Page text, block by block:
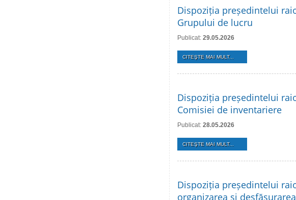
Dispoziția președintelui
Grupului de lucru
Publicat: 29.05.2026
CITEŞTE MAI MULT...
Dispoziția președintelui
Comisiei de inventariere
Publicat: 28.05.2026
CITEŞTE MAI MULT...
Dispoziția președintelui
organizarea și